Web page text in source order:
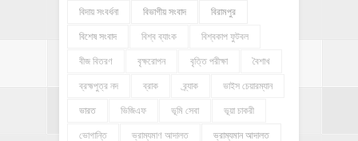
বিদায় সংবর্ধনা বিভাগীয় সংবাদ বিরামপুর
বিশেষ সংবাদ বিশ্ব ব্যাংক বিশ্বকাপ ফুটবল
বীজ বিতরণ বৃক্ষরোপন বৃত্তি পরীক্ষা বৈশাখ
ব্রহ্মপুত্র নদ ব্রাক ব্র্যাক ভাইস চেয়ারম্যান
ভারত ভিজিএফ ভূমি সেবা ভূয়া চাকরী
ভোগান্তি ভ্রাম্যমাণ আদালত ভ্রাম্যমান আদালত